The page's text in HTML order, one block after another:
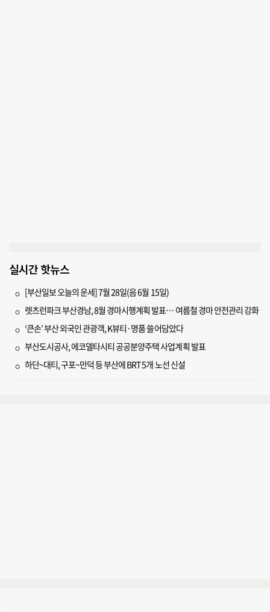
실시간 핫뉴스
[부산일보 오늘의 운세] 7월 28일(음 6월 15일)
렛츠런파크 부산경남, 8월 경마시행계획 발표… 여름철 경마 안전관리 강화
‘큰손’ 부산 외국인 관광객, K뷰티·명품 쓸어담았다
부산도시공사, 에코델타시티 공공분양주택 사업계획 발표
하단~대티, 구포~만덕 등 부산에 BRT 5개 노선 신설